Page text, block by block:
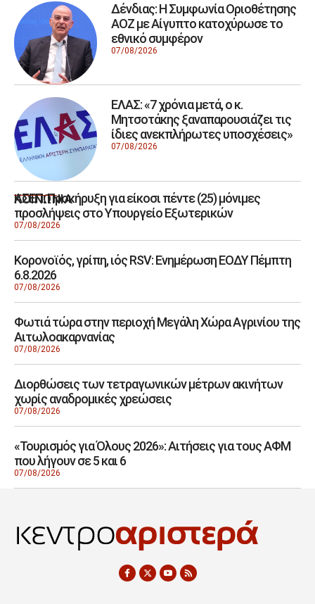
Δένδιας: Η Συμφωνία Οριοθέτησης
ΑΟΖ με Αίγυπτο κατοχύρωσε το
εθνικό συμφέρον
07/08/2026
ΕΛΑΣ: «7 χρόνια μετά, ο κ.
Μητσοτάκης ξαναπαρουσιάζει τις
ίδιες ανεκπλήρωτες υποσχέσεις»
07/08/2026
ΚΟΙΝΩΝΙΑ
ΑΣΕΠ: Προκήρυξη για είκοσι πέντε (25) μόνιμες
προσλήψεις στο Υπουργείο Εξωτερικών
07/08/2026
Κορονοϊός, γρίπη, ιός RSV: Ενημέρωση ΕΟΔΥ Πέμπτη
6.8.2026
07/08/2026
Φωτιά τώρα στην περιοχή Μεγάλη Χώρα Αγρινίου της
Αιτωλοακαρνανίας
07/08/2026
Διορθώσεις των τετραγωνικών μέτρων ακινήτων
χωρίς αναδρομικές χρεώσεις
07/08/2026
«Τουρισμός για Όλους 2026»: Αιτήσεις για τους ΑΦΜ
που λήγουν σε 5 και 6
07/08/2026